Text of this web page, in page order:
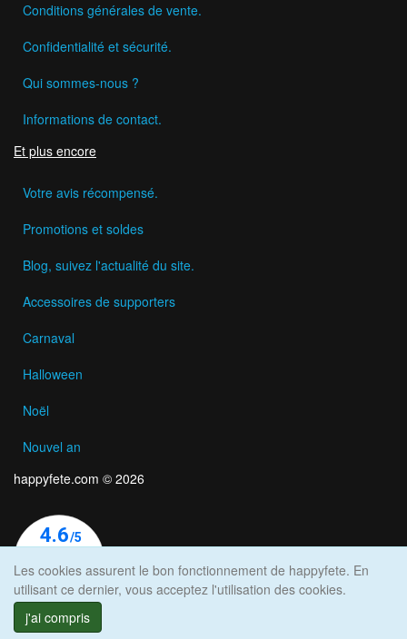
Conditions générales de vente.
Confidentialité et sécurité.
Qui sommes-nous ?
Informations de contact.
Et plus encore
Votre avis récompensé.
Promotions et soldes
Blog, suivez l'actualité du site.
Accessoires de supporters
Carnaval
Halloween
Noël
Nouvel an
happyfete.com © 2026
Les cookies assurent le bon fonctionnement de happyfete. En
utilisant ce dernier, vous acceptez l'utilisation des cookies.
j'ai compris